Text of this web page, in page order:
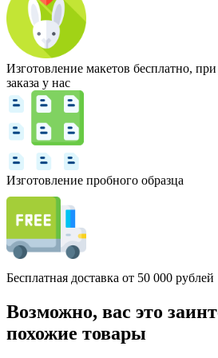
Изготовление макетов бесплатно,
заказа у нас
Изготовление пробного образца
Бесплатная доставка от 50 000 рублей
Возможно, вас это
похожие товары